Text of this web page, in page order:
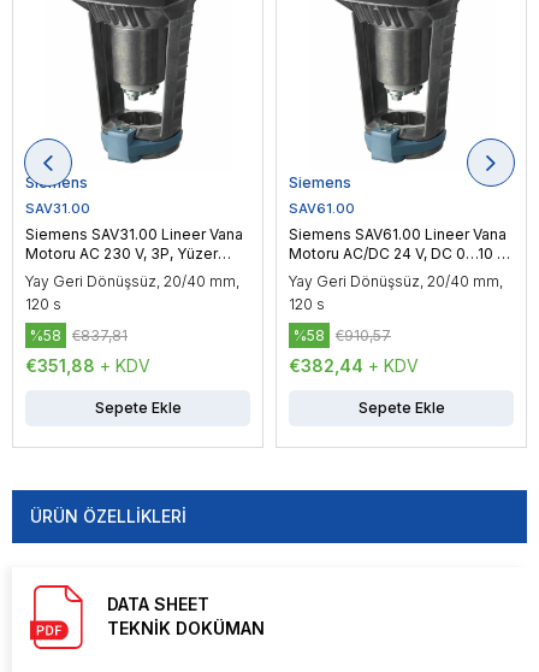
Siemens
SAV31.00
Siemens SAV31.00 Lineer Vana
Motoru AC 230 V, 3P, Yüzer
Kontrol, 1600 N
Yay Geri Dönüşsüz, 20/40 mm,
120 s
€351,88 + KDV
%58 €837,81
Sepete Ekle
Siemens
SAV61.00
Siemens SAV61.00 Lineer Vana
Motoru AC/DC 24 V, DC 0…10 V
/ DC 4…20 mA, Oransal Kontrol,
1600 N
Yay Geri Dönüşsüz, 20/40 mm,
120 s
€382,44 + KDV
%58 €910,57
Sepete Ekle
ÜRÜN ÖZELLIKLERI
DATA SHEET
TEKNİK DOKÜMAN